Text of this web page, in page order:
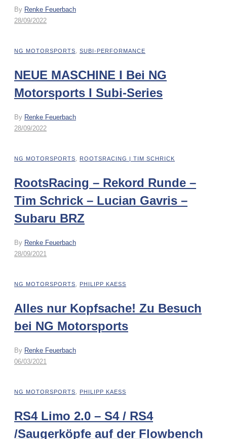
By Renke Feuerbach
28/09/2022
NG MOTORSPORTS SUBI-PERFORMANCE
NEUE MASCHINE I Bei NG
Motorsports I Subi-Series
By Renke Feuerbach
28/09/2022
NG MOTORSPORTS ROOTSRACING | TIM SCHRICK
RootsRacing – Rekord Runde –
Tim Schrick – Lucian Gavris –
Subaru BRZ
By Renke Feuerbach
28/09/2021
NG MOTORSPORTS PHILIPP KAESS
Alles nur Kopfsache! Zu Besuch
bei NG Motorsports
By Renke Feuerbach
06/03/2021
NG MOTORSPORTS PHILIPP KAESS
RS4 Limo 2.0 – S4 / RS4
/Saugerköpfe auf der Flowbench